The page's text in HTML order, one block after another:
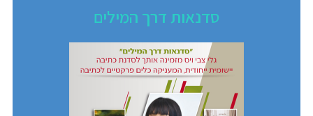
סדנאות דרך המילים